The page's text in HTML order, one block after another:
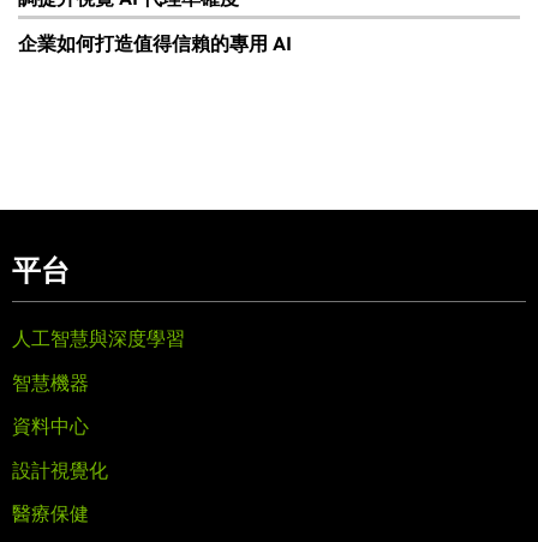
企業如何打造值得信賴的專用 AI
平台
人工智慧與深度學習
智慧機器
資料中心
設計視覺化
醫療保健